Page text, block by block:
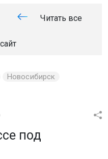
Читать все
Новосибирск
под